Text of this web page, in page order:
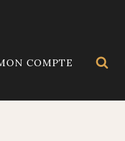
COMPTE